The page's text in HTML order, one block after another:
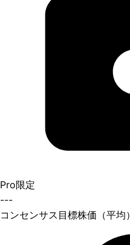
Pro限定
---
コンセンサス目標株価（平均）